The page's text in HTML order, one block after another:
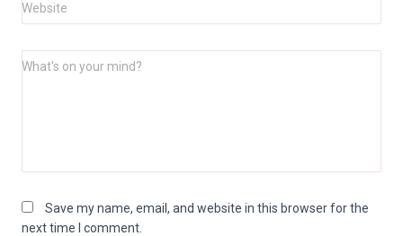
Website
What's on your mind?
Save my name, email, and website in this browser for the
next time I comment.